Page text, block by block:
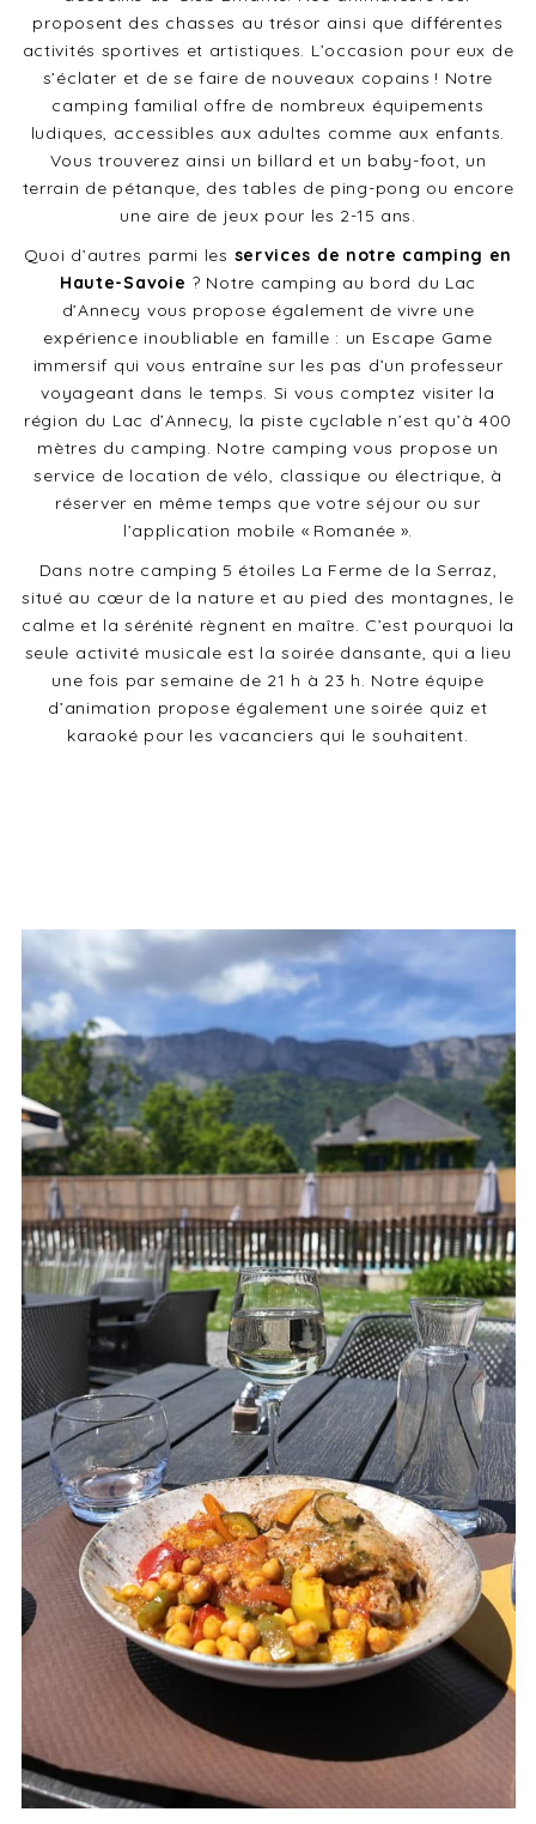
proposent des chasses au trésor ainsi que différentes
activités sportives et artistiques. L’occasion pour eux de
s’éclater et de se faire de nouveaux copains ! Notre
camping familial offre de nombreux équipements
ludiques, accessibles aux adultes comme aux enfants.
Vous trouverez ainsi un billard et un baby-foot, un
terrain de pétanque, des tables de ping-pong ou encore
une aire de jeux pour les 2-15 ans.
Quoi d’autres parmi les services de notre camping en
Haute-Savoie ? Notre camping au bord du Lac
d’Annecy vous propose également de vivre une
expérience inoubliable en famille : un Escape Game
immersif qui vous entraîne sur les pas d’un professeur
voyageant dans le temps. Si vous comptez visiter la
région du Lac d’Annecy, la piste cyclable n’est qu’à 400
mètres du camping. Notre camping vous propose un
service de location de vélo, classique ou électrique, à
réserver en même temps que votre séjour ou sur
l’application mobile « Romanée ».
Dans notre camping 5 étoiles La Ferme de la Serraz,
situé au cœur de la nature et au pied des montagnes, le
calme et la sérénité règnent en maître. C’est pourquoi la
seule activité musicale est la soirée dansante, qui a lieu
une fois par semaine de 21 h à 23 h. Notre équipe
d’animation propose également une soirée quiz et
karaoké pour les vacanciers qui le souhaitent.